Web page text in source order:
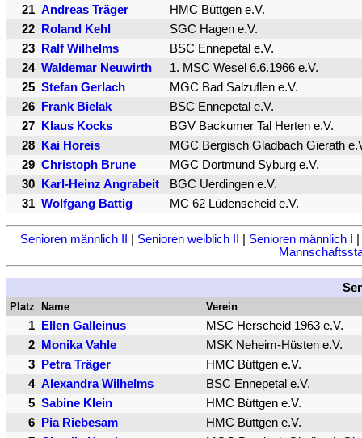
21 Andreas Träger
HMC Büttgen e.V.
22
Roland Kehl
SGC Hagen e.V.
23
Ralf Wilhelms
BSC Ennepetal e.V.
24 Waldemar Neuwirth
1. MSC Wesel 6.6.1966 e.V.
25 Stefan Gerlach
MGC Bad Salzuflen e.V.
26
Frank Bielak
BSC Ennepetal e.V.
27
Klaus Kocks
BGV Backumer Tal Herten e.V.
28
Kai Horeis
MGC Bergisch Gladbach Gierath
29 Christoph Brune
MGC Dortmund Syburg e.V.
30
Karl-Heinz Angrabeit
BGC Uerdingen e.V.
31 Wolfgang Battig MC 62 Lüdenscheid e.V.
Senioren männlich II Senioren weiblich II Senioren männlich I
Platz Name Verein
1 Ellen Galleinus
MSC Herscheid 1963 e.V.
2
Monika Vahle
MSK Neheim-Hüsten e.V.
3
Petra Träger
HMC Büttgen e.V.
4 Alexandra Wilhelms
BSC Ennepetal e.V.
5 Sabine Klein
HMC Büttgen e.V.
6
Pia Riebesam
HMC Büttgen e.V.